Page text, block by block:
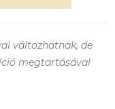
változhatnak, de
megtartásával